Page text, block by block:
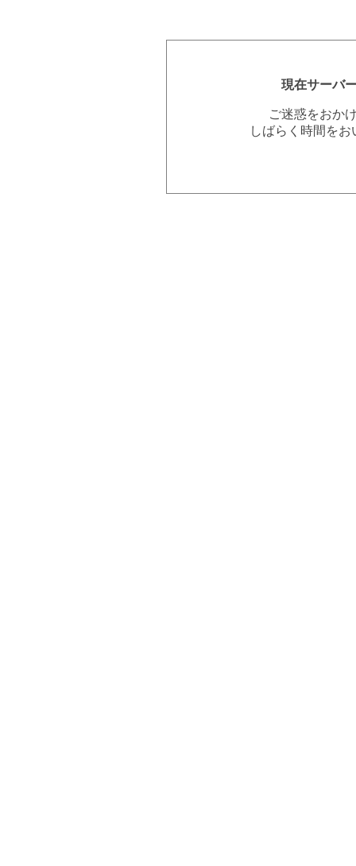
現在サーバ
ご迷惑をおか
しばらく時間を